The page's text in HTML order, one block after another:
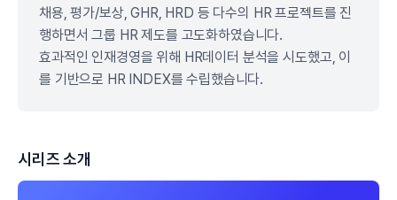
채용, 평가/보상, GHR, HRD 등 다수의 HR 프로젝트를 진
행하면서 그룹 HR 제도를 고도화하였습니다.
효과적인 인재경영을 위해 HR데이터 분석을 시도했고, 이
를 기반으로 HR INDEX를 수립했습니다.
시리즈 소개